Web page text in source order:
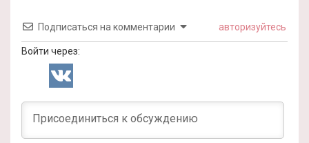
Подписаться на комментарии авторизуйтесь
Войти через: